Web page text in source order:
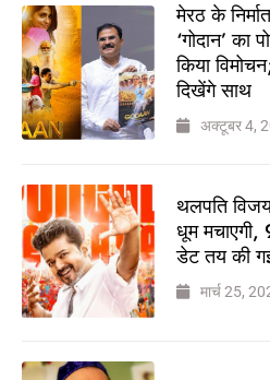
मेरठ के
‘गोदान’ का
किया
दिखेंगे साथ
अक्टूबर 4,
थलपति
धूम मचाएगी,
डेट तय की
मार्च 25,